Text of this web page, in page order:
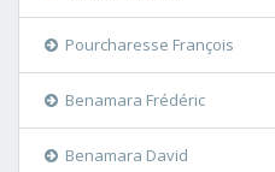
Pourcharesse François
Benamara Frédéric
Benamara David